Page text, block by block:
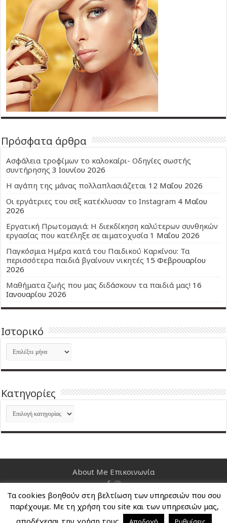
Πρόσφατα άρθρα
Ασφάλεια τροφίμων το καλοκαίρι- Οδηγίες σωστής
συντήρησης 3 Ιουνίου 2026
Η αγάπη της μάνας πολλαπλασιάζεται 12 Μαΐου 2026
Οι εργάτριες του σεξ κατέκλυσαν το Instagram 4 Μαΐου
2026
Εργατική Πρωτομαγιά: Η διεκδίκηση καλύτερων συνθηκών
εργασίας που κατέληξε σε αιματοχυσία 1 Μαΐου 2026
Παγκόσμια Ημέρα κατά του Παιδικού Καρκίνου: Τα
περισσότερα παιδιά βγαίνουν νικητές 15 Φεβρουαρίου
2026
Μαθήματα ζωής που μας διδάσκουν τα παιδιά μας! 16
Ιανουαρίου 2026
Ιστορικό
Ιστορικό
Kατηγορίες
Kατηγορίες
About Me Επικοινωνία
Nancy's Blog © Copyright 2026, All Rights Reserved
Τα cookies βοηθούν στη βελτίωση των υπηρεσιών που σου
παρέχουμε. Με τη χρήση του site και των υπηρεσιών μας,